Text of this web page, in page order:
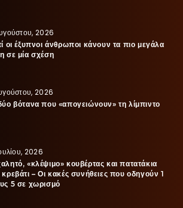
2026
οι έξυπνοι άνθρωποι κάνουν τα πιο μεγάλα
σε μία σχέση
2026
βότανα που «απογειώνουν» τη λίμπιντο
2026
«κλέψιμο» κουβέρτας και πατατάκια
– Οι κακές συνήθειες που οδηγούν 1
5 σε χωρισμό